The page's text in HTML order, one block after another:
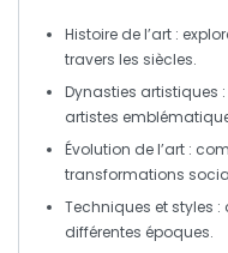
Histoire de l’art :
travers les siècles.
Dynasties artistiques
artistes
Évolution de l’art :
transformations
Techniques et styles :
différentes époques.